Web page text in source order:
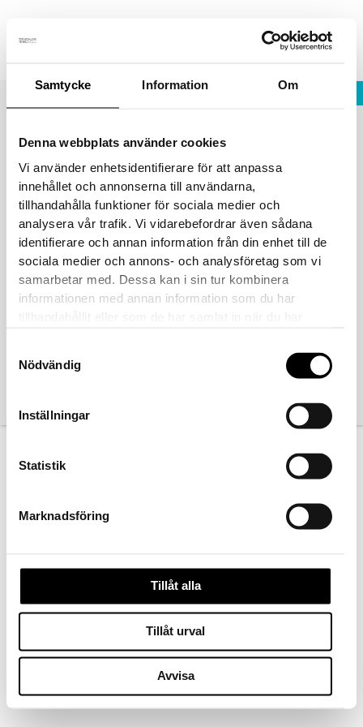
Samtycke Information Om
Denna webbplats använder cookies
Vi använder enhetsidentifierare för att anpassa
innehållet och annonserna till användarna,
tillhandahålla funktioner för sociala medier och
analysera vår trafik. Vi vidarebefordrar även sådana
identifierare och annan information från din enhet till de
sociala medier och annons- och analysföretag som vi
samarbetar med. Dessa kan i sin tur kombinera
informationen med annan information som du har
Nödvändig
Inställningar
Statistik
Marknadsföring
Tillåt alla
Tillåt urval
Avvisa
innehåll
Kontakta oss
Köpvillkor
Ångra köp
Välkommen besöka oss på
Noliamässan i Piteå